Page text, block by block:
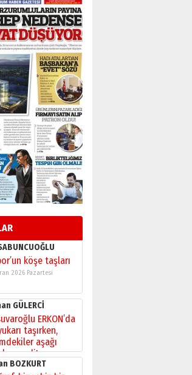
2026 Salı
Yılmaz
DEĞİL, BİR ÖMÜR
“NEDEN
ÜNİVERSİTESİ?”
2026 Salı
YAZICI
bir
”Reisimiz” idi…
yürüdü.!
2026 Perşembe
Bakırcı
hatıralarıyla
Faruk Terzioğlu!
2026 Çarşamba
BİNDESEN
Erzurum’a
proje daha!
2026 Pazar
köşe taşları
2026 Pazartesi
GÜLERCİ
ERKON’da
taşırken,
aşağı
BOZKURT